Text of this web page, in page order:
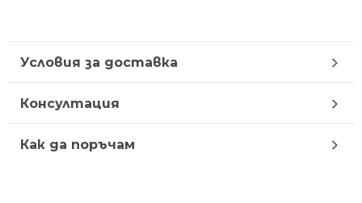
Условия за доставка
Консултация
Как да поръчам